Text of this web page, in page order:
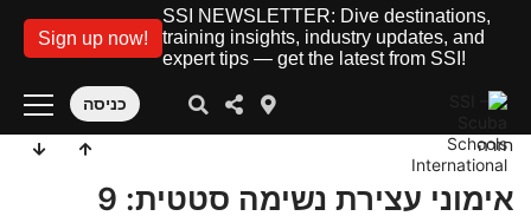
SSI NEWSLETTER: Dive destinations,
training insights, industry updates, and
expert tips — get the latest from SSI!
Sign up now!
כניסה
חזרה
אימוני עצירת נשימה סטטית: 9